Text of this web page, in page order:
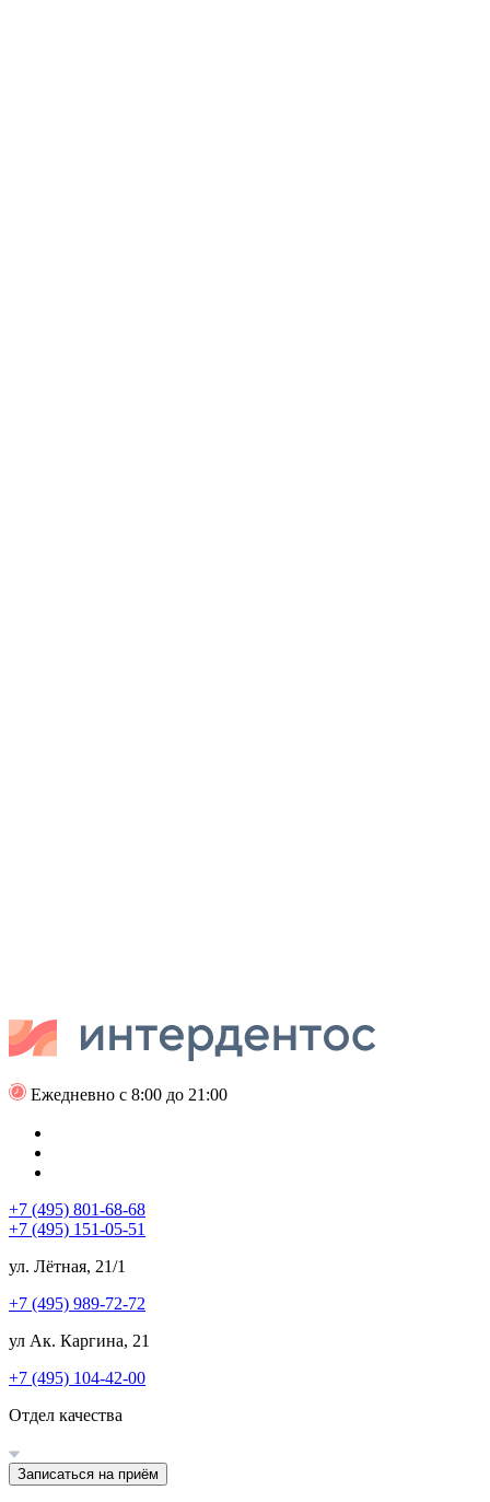
Ежедневно с 8:00 до 21:00
+7 (495) 801-68-68
+7 (495) 151-05-51
ул. Лётная, 21/1
+7 (495) 989-72-72
ул Ак. Каргина, 21
+7 (495) 104-42-00
Отдел качества
Записаться на приём